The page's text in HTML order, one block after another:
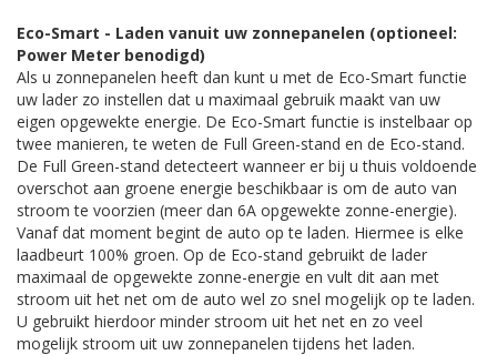
Eco-Smart - Laden vanuit uw zonnepanelen (optioneel:
Power Meter benodigd)
Als u zonnepanelen heeft dan kunt u met de Eco-Smart functie
uw lader zo instellen dat u maximaal gebruik maakt van uw
eigen opgewekte energie. De Eco-Smart functie is instelbaar op
twee manieren, te weten de Full Green-stand en de Eco-stand.
De Full Green-stand detecteert wanneer er bij u thuis voldoende
overschot aan groene energie beschikbaar is om de auto van
stroom te voorzien (meer dan 6A opgewekte zonne-energie).
Vanaf dat moment begint de auto op te laden. Hiermee is elke
laadbeurt 100% groen. Op de Eco-stand gebruikt de lader
maximaal de opgewekte zonne-energie en vult dit aan met
stroom uit het net om de auto wel zo snel mogelijk op te laden.
U gebruikt hierdoor minder stroom uit het net en zo veel
mogelijk stroom uit uw zonnepanelen tijdens het laden.